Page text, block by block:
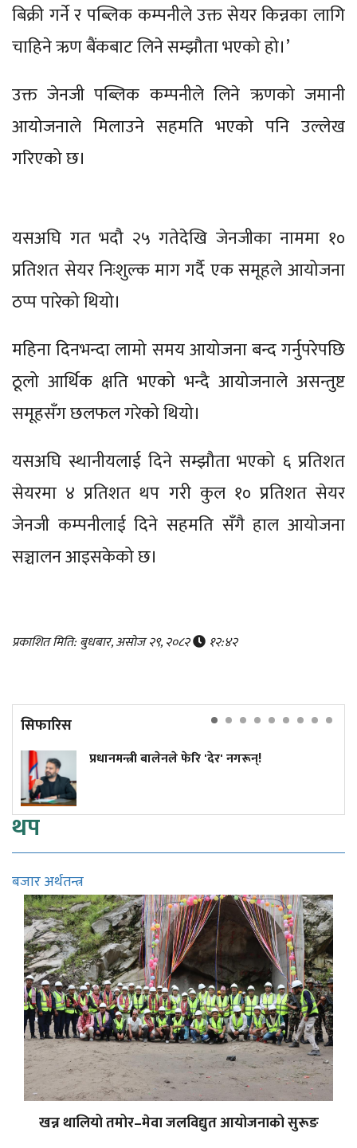
बिक्री गर्ने र पब्लिक कम्पनीले उक्त सेयर किन्नका लागि
चाहिने ऋण बैंकबाट लिने सम्झौता भएको हो।’
उक्त जेनजी पब्लिक कम्पनीले लिने ऋणको जमानी
आयोजनाले मिलाउने सहमति भएको पनि उल्लेख
गरिएको छ।
यसअघि गत भदौ २५ गतेदेखि जेनजीका नाममा १०
प्रतिशत सेयर निःशुल्क माग गर्दै एक समूहले आयोजना
ठप्प पारेको थियो।
महिना दिनभन्दा लामो समय आयोजना बन्द गर्नुपरेपछि
ठूलो आर्थिक क्षति भएको भन्दै आयोजनाले असन्तुष्ट
समूहसँग छलफल गरेको थियो।
यसअघि स्थानीयलाई दिने सम्झौता भएको ६ प्रतिशत
सेयरमा ४ प्रतिशत थप गरी कुल १० प्रतिशत सेयर
जेनजी कम्पनीलाई दिने सहमति सँगै हाल आयोजना
सञ्चालन आइसकेको छ।
प्रकाशित मिति: बुधबार, असोज २९, २०८२ १२:४२
सिफारिस
प्रधानमन्त्री बालेनले फेरि 'देर' नगरून्!
थप
बजार अर्थतन्त्र
खन्न थालियो तमोर–मेवा जलविद्युत आयोजनाको सुरूङ